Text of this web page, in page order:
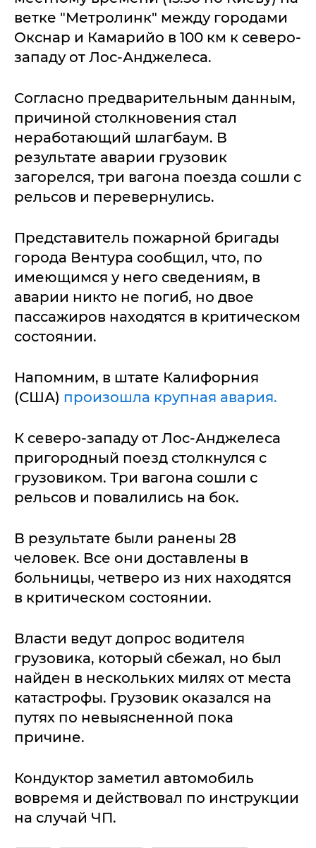
ветке "Метролинк" между городами
Окснар и Камарийо в 100 км к северо-
западу от Лос-Анджелеса.
Согласно предварительным данным,
причиной столкновения стал
неработающий шлагбаум. В
результате аварии грузовик
загорелся, три вагона поезда сошли с
рельсов и перевернулись.
Представитель пожарной бригады
города Вентура сообщил, что, по
имеющимся у него сведениям, в
аварии никто не погиб, но двое
пассажиров находятся в критическом
состоянии.
Напомним, в штате Калифорния
(США) произошла крупная авария.
К северо-западу от Лос-Анджелеса
пригородный поезд столкнулся с
грузовиком. Три вагона сошли с
рельсов и повалились на бок.
В результате были ранены 28
человек. Все они доставлены в
больницы, четверо из них находятся
в критическом состоянии.
Власти ведут допрос водителя
грузовика, который сбежал, но был
найден в нескольких милях от места
катастрофы. Грузовик оказался на
путях по невыясненной пока
причине.
Кондуктор заметил автомобиль
вовремя и действовал по инструкции
на случай ЧП.